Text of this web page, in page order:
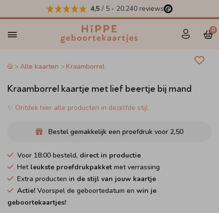
4,5 / 5 - 20.240 reviews
0
Alle kaarten Kraamborrel
Kraamborrel kaartje met lief beertje bij mand
✨ Ontdek hier alle producten in dezelfde stijl
Bestel gemakkelijk een proefdruk voor 2,50
Voor 18:00 besteld, direct in productie
Het leukste proefdrukpakket met verrassing
Extra producten in de stijl van jouw kaartje
Actie! Voorspel de geboortedatum en win je
geboortekaartjes!